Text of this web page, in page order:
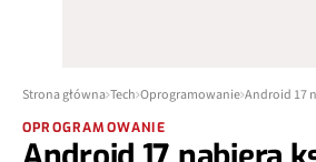
Strona główna Tech Oprogramowanie
OPROGRAMOWANIE